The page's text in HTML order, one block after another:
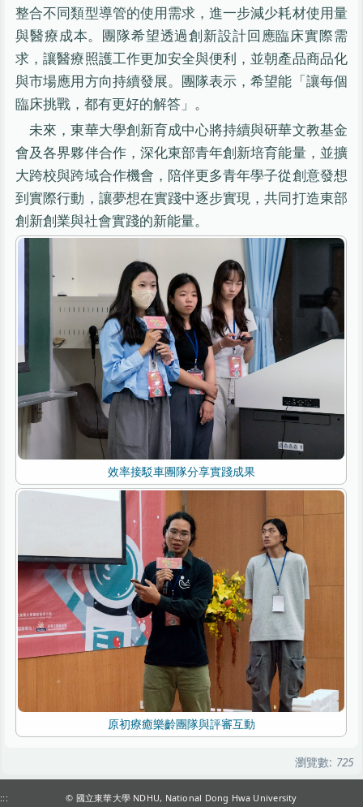
整合不同類型導管的使用需求，進一步減少耗材使用量
與醫療成本。團隊希望透過創新設計回應臨床實際需
求，讓醫療照護工作更加安全與便利，並朝產品商品化
與市場應用方向持續發展。團隊表示，希望能「讓每個
臨床挑戰，都有更好的解答」。
未來，東華大學創新育成中心將持續與研華文教基金
會及各界夥伴合作，深化東部青年創新培育能量，並擴
大跨校與跨域合作機會，陪伴更多青年學子從創意發想
到實際行動，讓夢想在實踐中逐步實現，共同打造東部
創新創業與社會實踐的新能量。
效率接駁車團隊分享實踐成果
原初療癒樂齡團隊與評審互動
瀏覽數: 725
::: © 國立東華大學 NDHU, National Dong Hwa University